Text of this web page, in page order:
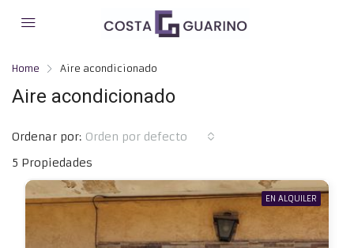
Home Aire acondicionado
Aire acondicionado
5 Propiedades
Ordenar por: Orden por defecto
EN ALQUILER